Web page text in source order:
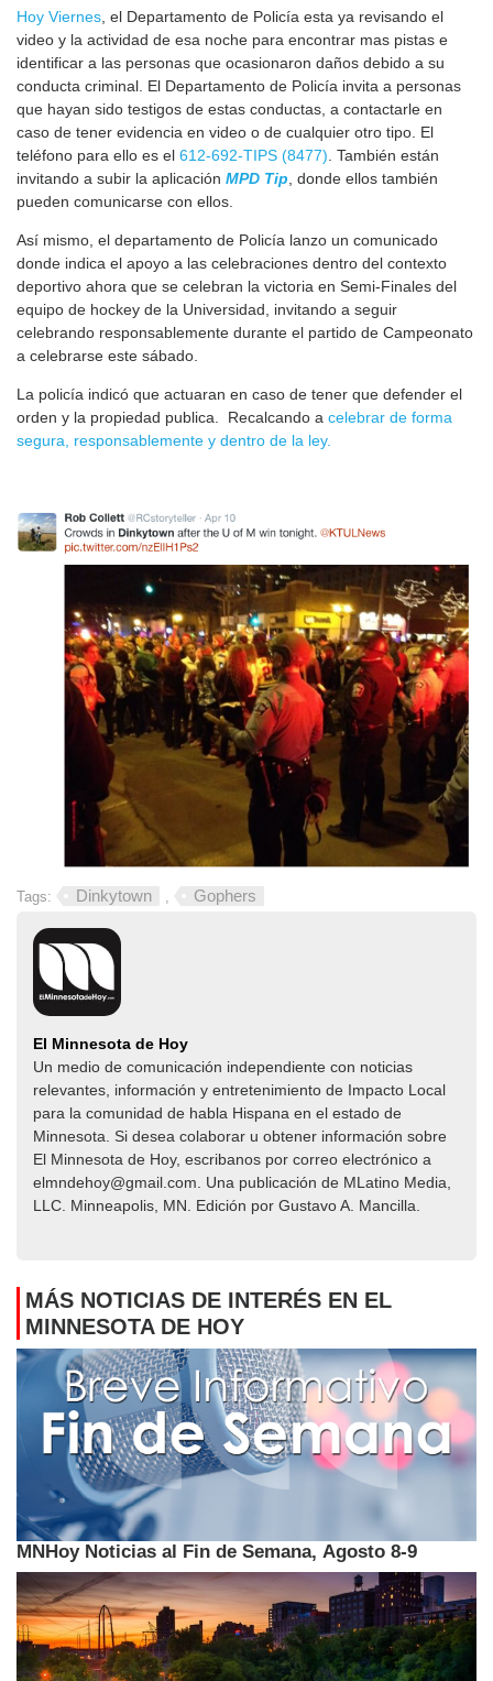
Hoy Viernes , el Departamento de Policía esta ya revisando el
video y la actividad de esa noche para encontrar mas pistas e
identificar a las personas que ocasionaron daños debido a su
conducta criminal. El Departamento de Policía invita a personas
que hayan sido testigos de estas conductas, a contactarle en
caso de tener evidencia en video o de cualquier otro tipo. El
teléfono para ello es el 612-692-TIPS (8477) . También están
invitando a subir la aplicación MPD Tip , donde ellos también
pueden comunicarse con ellos.
Así mismo, el departamento de Policía lanzo un comunicado
donde indica el apoyo a las celebraciones dentro del contexto
deportivo ahora que se celebran la victoria en Semi-Finales del
equipo de hockey de la Universidad, invitando a seguir
celebrando responsablemente durante el partido de Campeonato
a celebrarse este sábado.
La policía indicó que actuaran en caso de tener que defender el
orden y la propiedad publica. Recalcando a celebrar de forma
segura, responsablemente y dentro de la ley.
Tags: Dinkytown , Gophers
El Minnesota de Hoy
Un medio de comunicación independiente con noticias
relevantes, información y entretenimiento de Impacto Local​​
para la comunidad de habla Hispana en el estado de
Minnesota. Si desea colaborar u obtener información sobre
El Minnesota de Hoy, escribanos por correo electrónico a
elmndehoy@gmail.com. Una publicación de MLatino Media,
LLC. Minneapolis, MN. Edición por Gustavo A. Mancilla.
MÁS NOTICIAS DE INTERÉS EN EL
MINNESOTA DE HOY
MNHoy Noticias al Fin de Semana, Agosto 8-9